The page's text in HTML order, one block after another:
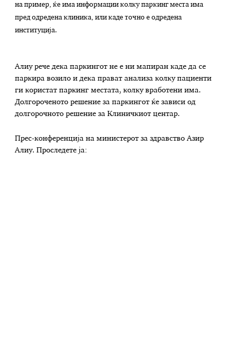
на пример, ќе има информации колку паркинг места има
пред одредена клиника, или каде точно е одредена
институција.
Алиу рече дека паркингот не е ни мапиран каде да се
паркира возило и дека прават анализа колку пациенти
ги користат паркинг местата, колку вработени има.
Долгороченото решение за паркингот ќе зависи од
долгорочното решение за Клиничкиот центар.
Прес-конференција на министерот за здравство Азир
Алиу. Проследете ја: